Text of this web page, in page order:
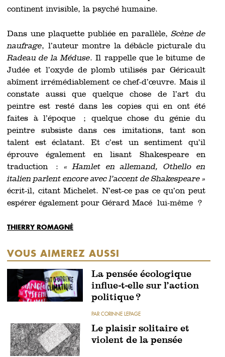
continent invisible, la psyché humaine.
Dans une plaquette publiée en parallèle,Scène de
naufrage, l’auteur montre la débâcle picturale du
Radeau de la Méduse. Il rappelle que le bitume de
Judée et l’oxyde de plomb utilisés par Géricault
abîment irrémédiablement ce chef-d’œuvre. Mais il
constate aussi que quelque chose de l’art du
peintre est resté dans les copies qui en ont été
faites à l’époque ; quelque chose du génie du
peintre subsiste dans ces imitations, tant son
talent est éclatant. Et c’est un sentiment qu’il
éprouve également en lisant Shakespeare en
traduction :« Hamlet en allemand, Othello en
italien parlent encore avec l’accent de Shakespeare »
écrit-il, citant Michelet. N’est-ce pas ce qu’on peut
espérer également pour Gérard Macé lui-même ?
THIERRY ROMAGNÉ
VOUS AIMEREZ AUSSI
La pensée écologique
influe-t-elle sur l’action
politique ?
PAR CORINNE LEPAGE
Le plaisir solitaire et
violent de la pensée